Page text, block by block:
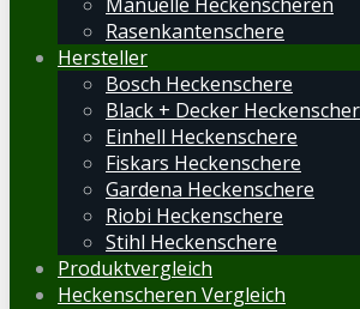
Rasenkantenschere
Hersteller
Bosch Heckenschere
Black + Decker
Einhell Heckenschere
Fiskars Heckenschere
Gardena Heckenschere
Riobi Heckenschere
Stihl Heckenschere
Produktvergleich
Heckenscheren Vergleich